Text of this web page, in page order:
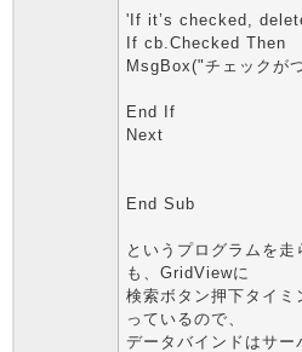
'If it’s checked,
If cb.Checked Then
MsgBox("チェックが
End If
Next
End Sub
というプログラムを
も、GridViewに
検索ボタン押下タイ
っているので、
データバインドはサー